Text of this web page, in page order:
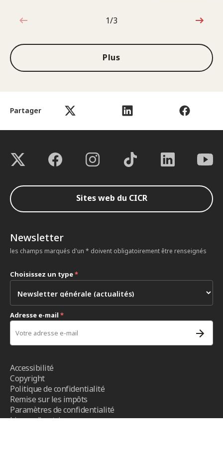
Partager
1sur3
1/3
Plus
Sites web du CICR
Newsletter
les champs marqués d'un * doivent obligatoirement être renseignés
Choisissez un type*
Adresse e-mail *
Accessibilité
Copyright
Politique de confidentialité
Remise sur les impôts
Paramètres de confidentialité
Lignes directrices